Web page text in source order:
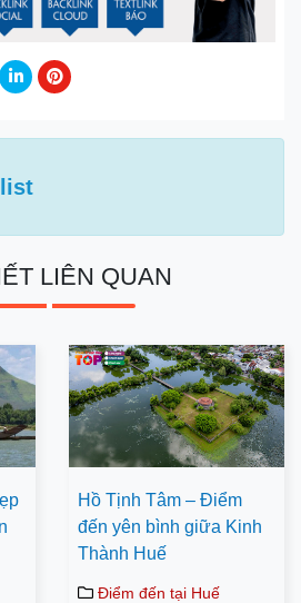
LIÊN QUAN
Hồ Tịnh Tâm – Điểm
đến yên bình giữa Kinh
Thành Huế
Điểm đến tại Huế